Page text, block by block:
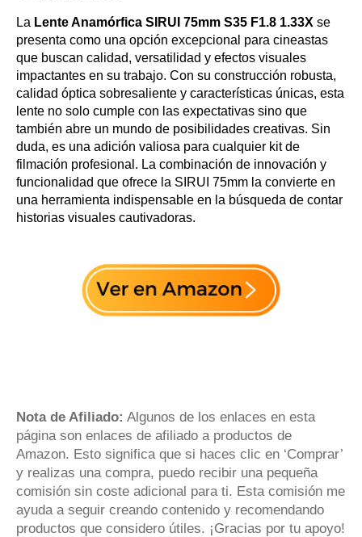
La Lente Anamórfica SIRUI 75mm S35 F1.8 1.33X se
presenta como una opción excepcional para cineastas
que buscan calidad, versatilidad y efectos visuales
impactantes en su trabajo. Con su construcción robusta,
calidad óptica sobresaliente y características únicas, esta
lente no solo cumple con las expectativas sino que
también abre un mundo de posibilidades creativas. Sin
duda, es una adición valiosa para cualquier kit de
filmación profesional. La combinación de innovación y
funcionalidad que ofrece la SIRUI 75mm la convierte en
una herramienta indispensable en la búsqueda de contar
historias visuales cautivadoras.
Nota de Afiliado: Algunos de los enlaces en esta
página son enlaces de afiliado a productos de
Amazon. Esto significa que si haces clic en ‘Comprar’
y realizas una compra, puedo recibir una pequeña
comisión sin coste adicional para ti. Esta comisión me
ayuda a seguir creando contenido y recomendando
productos que considero útiles. ¡Gracias por tu apoyo!